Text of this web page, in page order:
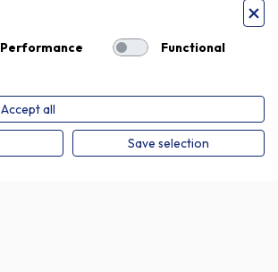
Privacy Policy
Performance
Functional
Accept all
Save selection